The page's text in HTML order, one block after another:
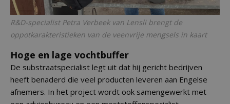
R&D-specialist Petra Verbeek van Lensli brengt de
oppotkarakteristieken van de veenvrije mengsels in kaart
Hoge en lage vochtbuffer
De substraatspecialist legt uit dat hij gericht bedrijven
heeft benaderd die veel producten leveren aan Engelse
afnemers. In het project wordt ook samengewerkt met